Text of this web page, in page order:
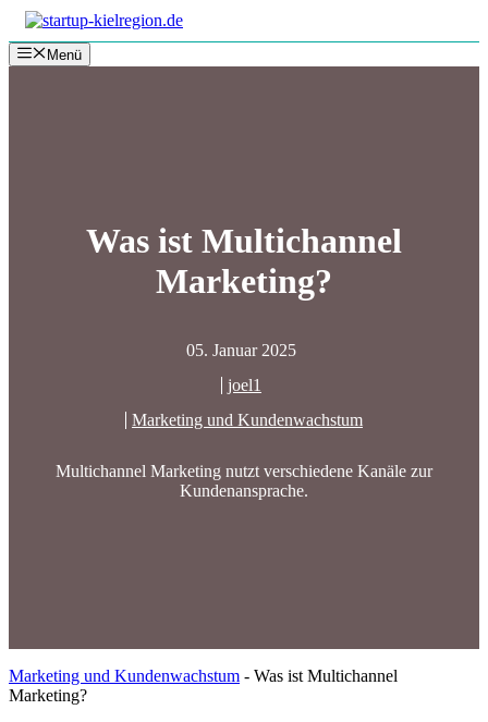
Zum
Inhalt
springenMenü
Was ist Multichannel
Marketing?
05. Januar 2025
joel1
Marketing und Kundenwachstum
Multichannel Marketing nutzt verschiedene Kanäle zur
Kundenansprache.
Marketing und Kundenwachstum - Was ist Multichannel
Marketing?